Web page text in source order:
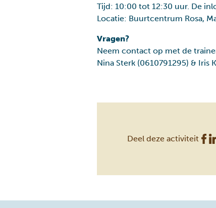
Tijd: 10:00 tot 12:30 uur. De
Locatie: Buurtcentrum Rosa,
Vragen?
Neem contact op met de
Nina Sterk (0610791295) & Iris
Deel deze activiteit